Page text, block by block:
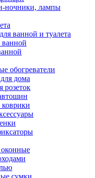
ночники, лампы
ванной и туалета
обогреватели
дома
розеток
сумки